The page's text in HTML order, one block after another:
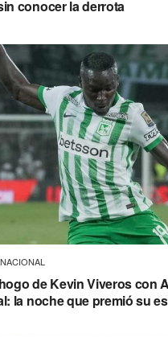
conocer la derrota
de Kevin Viveros con
la noche que premió su